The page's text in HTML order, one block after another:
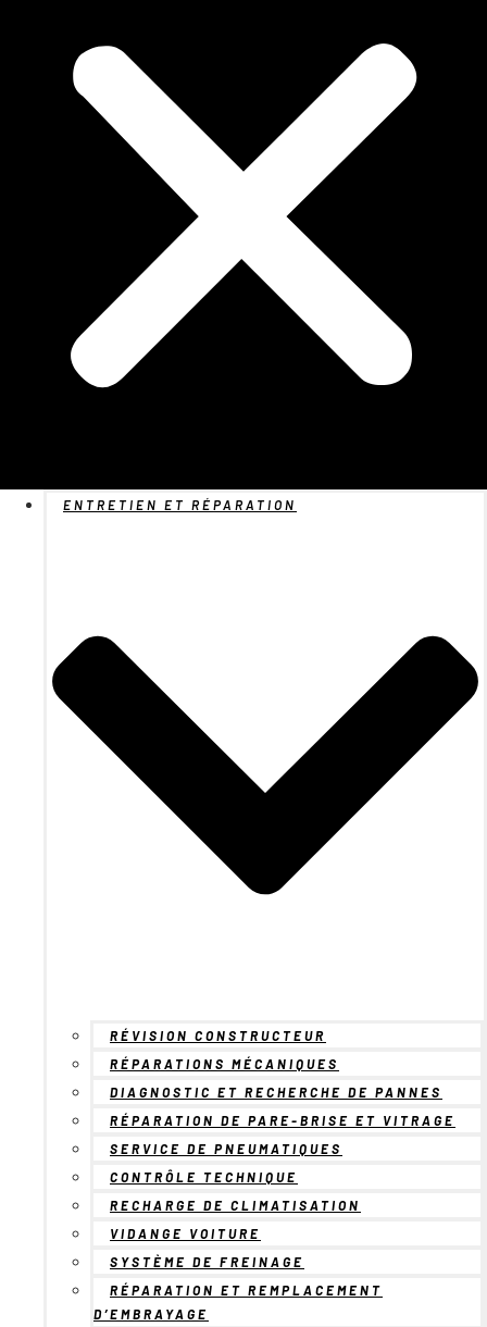
ENTRETIEN ET RÉPARATION
RÉVISION CONSTRUCTEUR
RÉPARATIONS MÉCANIQUES
DIAGNOSTIC ET RECHERCHE DE PANNES
RÉPARATION DE PARE-BRISE ET VITRAGE
SERVICE DE PNEUMATIQUES
CONTRÔLE TECHNIQUE
RECHARGE DE CLIMATISATION
VIDANGE VOITURE
SYSTÈME DE FREINAGE
RÉPARATION ET REMPLACEMENT
D’EMBRAYAGE